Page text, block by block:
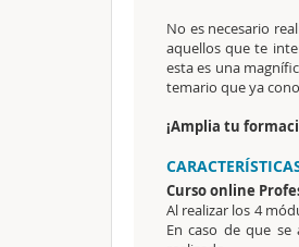
No es necesario
aquellos que te
esta es una
temario que ya
¡Amplia tu
Curso online
Al realizar los 4
En caso de que